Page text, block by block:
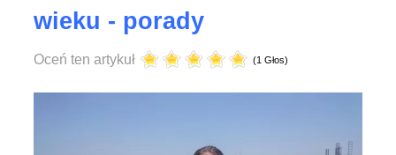
wieku - porady
Oceń ten artykuł (1 Głos)